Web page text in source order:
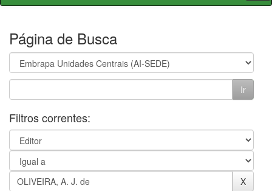
Página de Busca
Filtros correntes: